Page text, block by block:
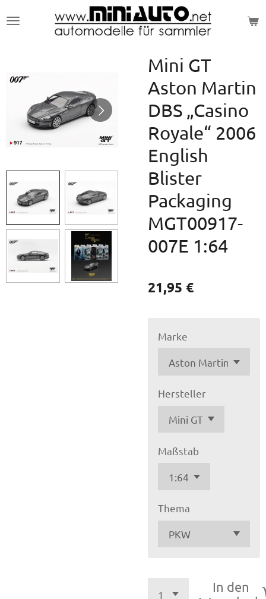
Hauptinhalt
Mini GT
Aston Martin
DBS „Casino
Royale“ 2006
English
Blister
Packaging
MGT00917-
007E 1:64
21,95 €
Marke
Hersteller
Maßstab
Thema
In den